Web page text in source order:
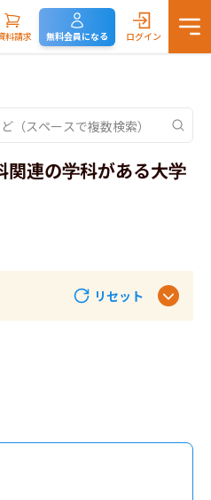
料請求 無料会員になる ログイン
関連の学科がある大学
リセット